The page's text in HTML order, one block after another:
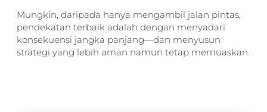
Mungkin, daripada hanya mengambil jalan pintas,
pendekatan terbaik adalah dengan menyadari
konsekuensi jangka panjang—dan menyusun
strategi yang lebih aman namun tetap memuaskan.